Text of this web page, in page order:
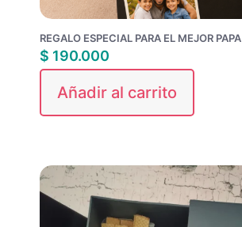
REGALO ESPECIAL PARA EL MEJOR PAPA
$ 190.000
Añadir al carrito